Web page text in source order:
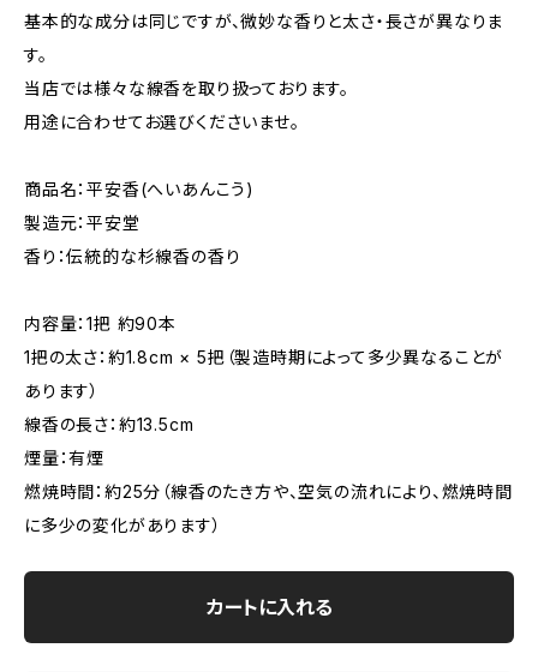
基本的な成分は同じですが、微妙な香りと太さ・長さが異なりま
す。
当店では様々な線香を取り扱っております。
用途に合わせてお選びくださいませ。
商品名：平安香(へいあんこう)
製造元：平安堂
香り：伝統的な杉線香の香り
内容量：1把 約90本
1把の太さ：約1.8cm × 5把（製造時期によって多少異なることが
あります）
線香の長さ：約13.5cm
煙量：有煙
燃焼時間：約25分（線香のたき方や、空気の流れにより、燃焼時間
に多少の変化があります）
カートに入れる